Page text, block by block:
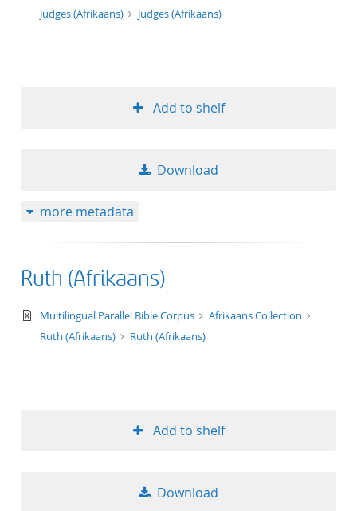
Judges (Afrikaans)
Judges (Afrikaans)
Add to shelf
Download
more metadata
Ruth (Afrikaans)
text/xml
Multilingual Parallel Bible Corpus
Afrikaans Collection
Ruth (Afrikaans)
Ruth (Afrikaans)
Add to shelf
Download